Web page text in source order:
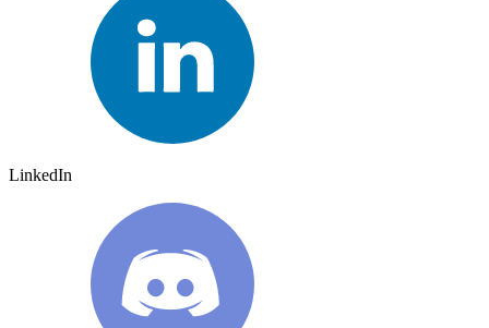
LinkedIn